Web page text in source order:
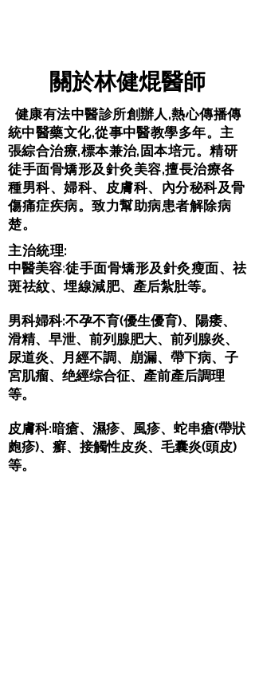
關於林健焜醫師
健康有法中醫診所創辦人,熱心傳播傳
統中醫藥文化,從事中醫教學多年。主
張綜合治療,標本兼治,固本培元。精研
徒手面骨矯形及針灸美容,擅長治療各
種男科、婦科、皮膚科、內分秘科及骨
傷痛症疾病。致力幫助病患者解除病
楚。
​主治統理:
​中醫美容:徒手面骨矯形及針灸瘦面、祛
斑祛紋、埋線減肥、產后紮肚等。
男科婦科:不孕不育(優生優育)、陽痿、
滑精、早泄、前列腺肥大、前列腺炎、
尿道炎、月經不調、崩漏、帶下病、子
宮肌瘤、绝經综合征、產前產后調理
等。
皮膚科:暗瘡、濕疹、風疹、蛇串瘡(帶狀
皰疹)、癬、接觸性皮炎、毛囊炎(頭皮)
等。